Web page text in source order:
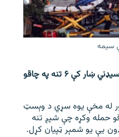
پاڼې
سیمه
پولیس وایي، نن د اسټرالیا په سیډني ښار کې ۶ تنه په چاقو
له مخې یوه سړي د وېسټ
حمله وکړه چې شپږ تنه
یې یو شمېر ټپیان کړل.